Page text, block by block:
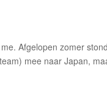
Afgelopen zomer
mee naar Japan,